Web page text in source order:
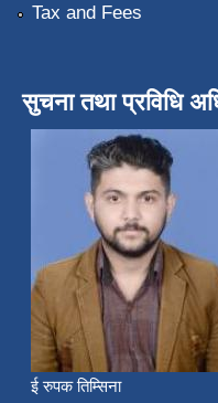
Tax and Fees
सुचना तथा प्रविधि
ई रुपक तिम्सिना